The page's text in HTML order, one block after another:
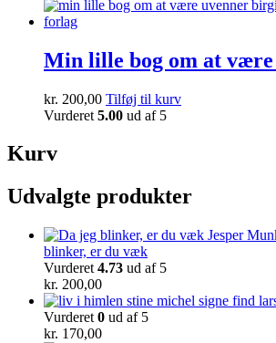
Min lille bog om at være
kr. 200,00 Tilføj til kurv
Vurderet 5.00 ud af 5
Kurv
Udvalgte produkter
blinker, er du væk
Vurderet 4.73 ud af 5
kr. 200,00
Vurderet 0 ud af 5
kr. 170,00